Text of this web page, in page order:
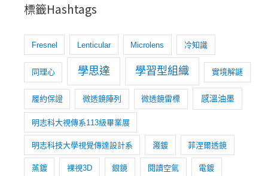
標籤Hashtags
Fresnel Lenticular Microlens 冷知識
同理心 學思達 學習型組織 實境解謎
履約保證 微透鏡陣列 微透鏡雷標 感溫油墨
明志科大視傳系113級畢業展
明志科技大學視覺傳達設計系 濺鍍 菲涅爾透鏡
蒸鍍 裸視3D 銀鏡 閱讀空氣 電鍍